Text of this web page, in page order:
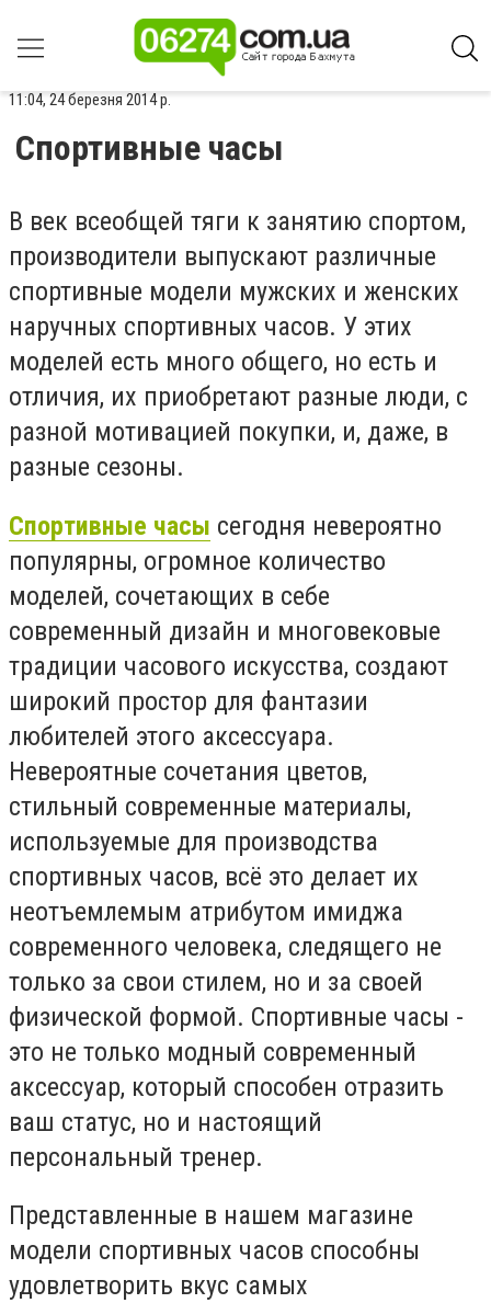
11:04, 24 березня 2014 р.
Спортивные часы
В век всеобщей тяги к занятию спортом,
производители выпускают различные
спортивные модели мужских и женских
наручных спортивных часов. У этих
моделей есть много общего, но есть и
отличия, их приобретают разные люди, с
разной мотивацией покупки, и, даже, в
разные сезоны.
Спортивные часы сегодня невероятно
популярны, огромное количество
моделей, сочетающих в себе
современный дизайн и многовековые
традиции часового искусства, создают
широкий простор для фантазии
любителей этого аксессуара.
Невероятные сочетания цветов,
стильный современные материалы,
используемые для производства
спортивных часов, всё это делает их
неотъемлемым атрибутом имиджа
современного человека, следящего не
только за свои стилем, но и за своей
физической формой. Спортивные часы -
это не только модный современный
аксессуар, который способен отразить
ваш статус, но и настоящий
персональный тренер.
Представленные в нашем магазине
модели спортивных часов способны
удовлетворить вкус самых